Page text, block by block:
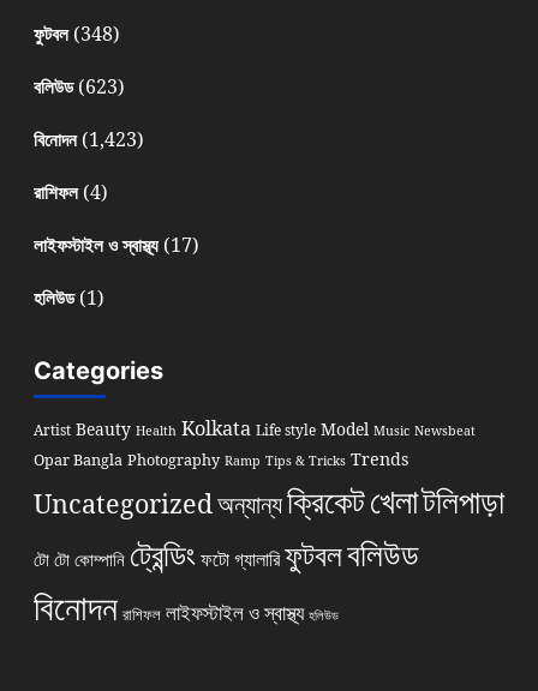
ফুটবল(348)
বলিউড(623)
বিনোদন(1,423)
রাশিফল(4)
লাইফস্টাইল ও স্বাস্থ্য(17)
হলিউড(1)
Categories
Artist Beauty Health Kolkata Life style Model Music Newsbeat
Opar Bangla Photography Ramp Tips & Tricks Trends
Uncategorizedঅন্যান্যক্রিকেটখেলাটলিপাড়া
টো টো কোম্পানি ট্রেন্ডিং ফটো গ্যালারি ফুটবলবলিউড
বিনোদন রাশিফল লাইফস্টাইল ও স্বাস্থ্য হলিউড